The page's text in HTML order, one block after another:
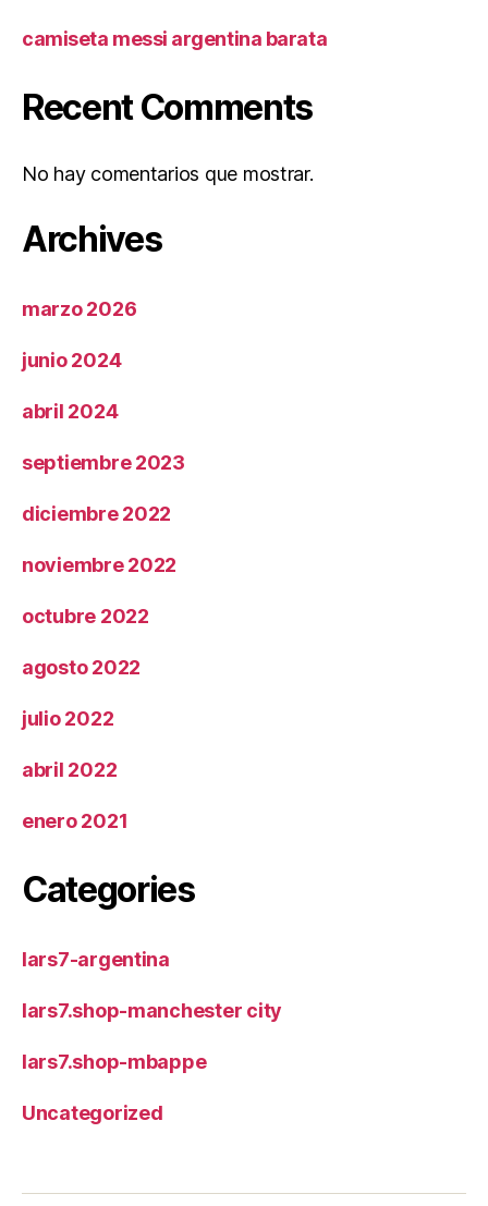
camiseta messi argentina barata
Recent Comments
No hay comentarios que mostrar.
Archives
marzo 2026
junio 2024
abril 2024
septiembre 2023
diciembre 2022
noviembre 2022
octubre 2022
agosto 2022
julio 2022
abril 2022
enero 2021
Categories
lars7-argentina
lars7.shop-manchester city
lars7.shop-mbappe
Uncategorized